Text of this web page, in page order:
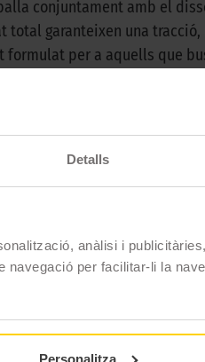
Detalls
anàlisi i
per facilitar-li la
Personalitza
conjuntament amb el
garanteixen una
per a aquells que
i rendiment,
exigents, aquest
All Season SF3 es
Pirelli
SCORPION ALL